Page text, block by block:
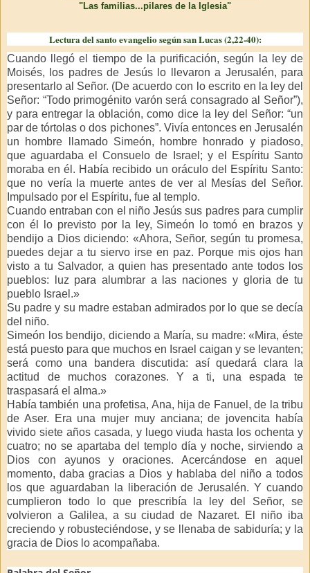
"Las familias...pilares de la Iglesia"
Lectura del santo evangelio según san Lucas (2,22-40):
Cuando llegó el tiempo de la purificación, según la ley de
Moisés, los padres de Jesús lo llevaron a Jerusalén, para
presentarlo al Señor. (De acuerdo con lo escrito en la ley del
Señor: “Todo primogénito varón será consagrado al Señor”),
y para entregar la oblación, como dice la ley del Señor: “un
par de tórtolas o dos pichones”. Vivía entonces en Jerusalén
un hombre llamado Simeón, hombre honrado y piadoso,
que aguardaba el Consuelo de Israel; y el Espíritu Santo
moraba en él. Había recibido un oráculo del Espíritu Santo:
que no vería la muerte antes de ver al Mesías del Señor.
Impulsado por el Espíritu, fue al templo.
Cuando entraban con el niño Jesús sus padres para cumplir
con él lo previsto por la ley, Simeón lo tomó en brazos y
bendijo a Dios diciendo: «Ahora, Señor, según tu promesa,
puedes dejar a tu siervo irse en paz. Porque mis ojos han
visto a tu Salvador, a quien has presentado ante todos los
pueblos: luz para alumbrar a las naciones y gloria de tu
pueblo Israel.»
Su padre y su madre estaban admirados por lo que se decía
del niño.
Simeón los bendijo, diciendo a María, su madre: «Mira, éste
está puesto para que muchos en Israel caigan y se levanten;
será como una bandera discutida: así quedará clara la
actitud de muchos corazones. Y a ti, una espada te
traspasará el alma.»
Había también una profetisa, Ana, hija de Fanuel, de la tribu
de Aser. Era una mujer muy anciana; de jovencita había
vivido siete años casada, y luego viuda hasta los ochenta y
cuatro; no se apartaba del templo día y noche, sirviendo a
Dios con ayunos y oraciones. Acercándose en aquel
momento, daba gracias a Dios y hablaba del niño a todos
los que aguardaban la liberación de Jerusalén. Y cuando
cumplieron todo lo que prescribía la ley del Señor, se
volvieron a Galilea, a su ciudad de Nazaret. El niño iba
creciendo y robusteciéndose, y se llenaba de sabiduría; y la
gracia de Dios lo acompañaba.